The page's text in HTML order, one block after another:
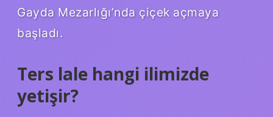
Gayda Mezarlığı’nda çiçek açmaya
başladı.
Ters lale hangi ilimizde
yetişir?